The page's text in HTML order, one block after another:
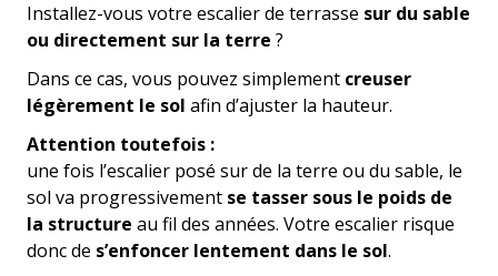
Installez-vous votre escalier de terrasse sur du sable
ou directement sur la terre ?
Dans ce cas, vous pouvez simplement creuser
légèrement le sol afin d’ajuster la hauteur.
Attention toutefois :
une fois l’escalier posé sur de la terre ou du sable, le
sol va progressivement se tasser sous le poids de
la structure au fil des années. Votre escalier risque
donc de s’enfoncer lentement dans le sol.